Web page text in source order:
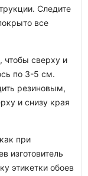
Следите
все
чтобы сверху и
по 3-5 см.
резиновым,
и снизу края
при
изготовитель
этикетки обоев